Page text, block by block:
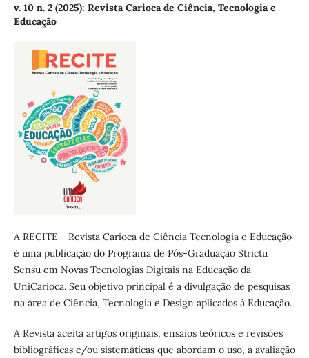
v. 10 n. 2 (2025): Revista Carioca de Ciência, Tecnologia e
Educação
A RECITE - Revista Carioca de Ciência Tecnologia e Educação
é uma publicação do Programa de Pós-Graduação Strictu
Sensu em Novas Tecnologias Digitais na Educação da
UniCarioca. Seu objetivo principal é a divulgação de pesquisas
na área de Ciência, Tecnologia e Design aplicados à Educação.
A Revista aceita artigos originais, ensaios teóricos e revisões
bibliográficas e/ou sistemáticas que abordam o uso, a avaliação